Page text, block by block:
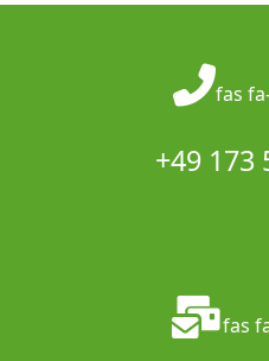
fas
+49 173
fas